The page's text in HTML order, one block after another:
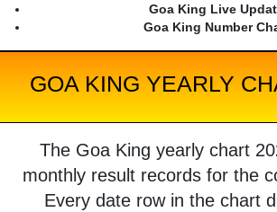
Goa King Live
Goa King Number
GOA KING YEARLY
The Goa King yearly chart
monthly result records for the
Every date row in the chart